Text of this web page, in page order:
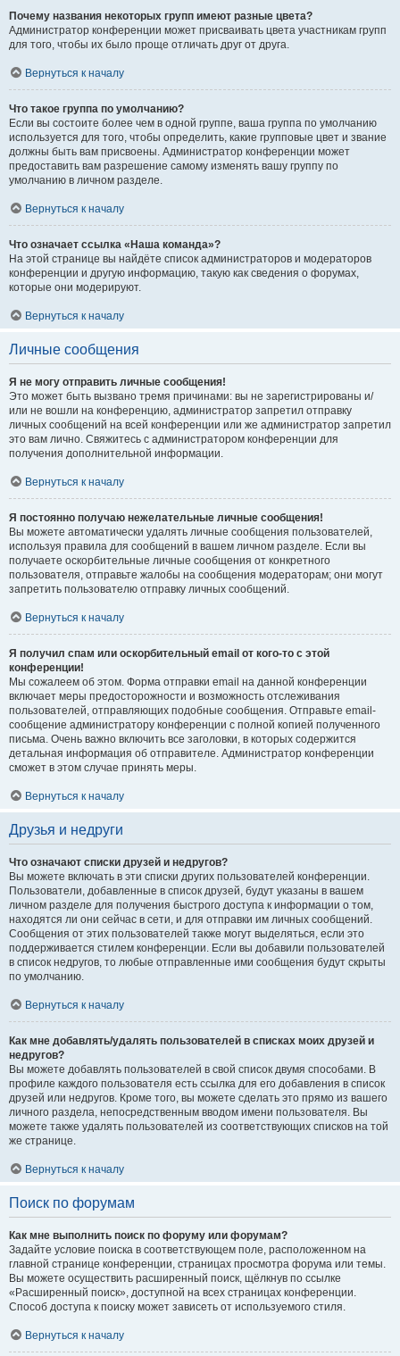
Почему названия некоторых групп имеют разные цвета?
Администратор конференции может присваивать цвета участникам групп
для того, чтобы их было проще отличать друг от друга.
Вернуться к началу
Что такое группа по умолчанию?
Если вы состоите более чем в одной группе, ваша группа по умолчанию
используется для того, чтобы определить, какие групповые цвет и звание
должны быть вам присвоены. Администратор конференции может
предоставить вам разрешение самому изменять вашу группу по
умолчанию в личном разделе.
Вернуться к началу
Что означает ссылка «Наша команда»?
На этой странице вы найдёте список администраторов и модераторов
конференции и другую информацию, такую как сведения о форумах,
которые они модерируют.
Вернуться к началу
Личные сообщения
Я не могу отправить личные сообщения!
Это может быть вызвано тремя причинами: вы не зарегистрированы и/
или не вошли на конференцию, администратор запретил отправку
личных сообщений на всей конференции или же администратор запретил
это вам лично. Свяжитесь с администратором конференции для
получения дополнительной информации.
Вернуться к началу
Я постоянно получаю нежелательные личные сообщения!
Вы можете автоматически удалять личные сообщения пользователей,
используя правила для сообщений в вашем личном разделе. Если вы
получаете оскорбительные личные сообщения от конкретного
пользователя, отправьте жалобы на сообщения модераторам; они могут
запретить пользователю отправку личных сообщений.
Вернуться к началу
Я получил спам или оскорбительный email от кого-то с этой
конференции!
Мы сожалеем об этом. Форма отправки email на данной конференции
включает меры предосторожности и возможность отслеживания
пользователей, отправляющих подобные сообщения. Отправьте email-
сообщение администратору конференции с полной копией полученного
письма. Очень важно включить все заголовки, в которых содержится
детальная информация об отправителе. Администратор конференции
сможет в этом случае принять меры.
Вернуться к началу
Друзья и недруги
Что означают списки друзей и недругов?
Вы можете включать в эти списки других пользователей конференции.
Пользователи, добавленные в список друзей, будут указаны в вашем
личном разделе для получения быстрого доступа к информации о том,
находятся ли они сейчас в сети, и для отправки им личных сообщений.
Сообщения от этих пользователей также могут выделяться, если это
поддерживается стилем конференции. Если вы добавили пользователей
в список недругов, то любые отправленные ими сообщения будут скрыты
по умолчанию.
Вернуться к началу
Как мне добавлять/удалять пользователей в списках моих друзей и
недругов?
Вы можете добавлять пользователей в свой список двумя способами. В
профиле каждого пользователя есть ссылка для его добавления в список
друзей или недругов. Кроме того, вы можете сделать это прямо из вашего
личного раздела, непосредственным вводом имени пользователя. Вы
можете также удалять пользователей из соответствующих списков на той
же странице.
Вернуться к началу
Поиск по форумам
Как мне выполнить поиск по форуму или форумам?
Задайте условие поиска в соответствующем поле, расположенном на
главной странице конференции, страницах просмотра форума или темы.
Вы можете осуществить расширенный поиск, щёлкнув по ссылке
«Расширенный поиск», доступной на всех страницах конференции.
Способ доступа к поиску может зависеть от используемого стиля.
Вернуться к началу